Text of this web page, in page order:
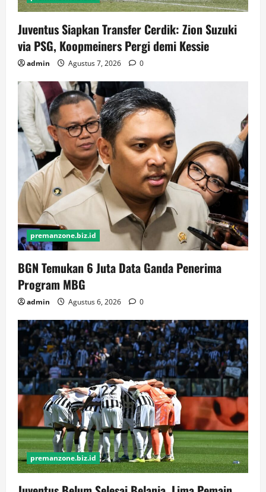
Juventus Siapkan Transfer Cerdik: Zion Suzuki
via PSG, Koopmeiners Pergi demi Kessie
admin Agustus 7, 2026 0
premanzone.biz.id
BGN Temukan 6 Juta Data Ganda Penerima
Program MBG
admin Agustus 6, 2026 0
premanzone.biz.id